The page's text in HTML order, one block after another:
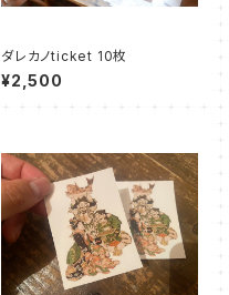
ダレカノticket 10枚
¥2,500